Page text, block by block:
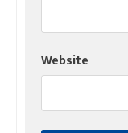
Website